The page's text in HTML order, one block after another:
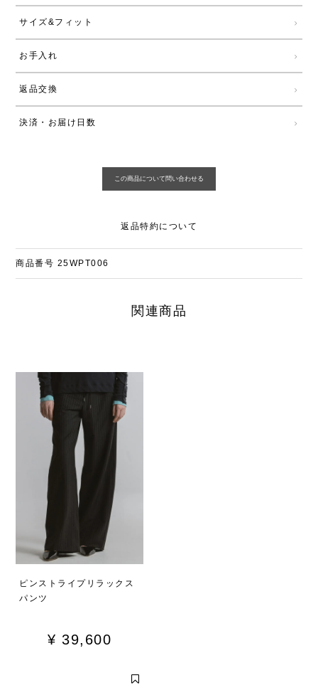
サイズ&フィット
お手入れ
返品交換
決済・お届け日数
返品特約について
商品番号 25WPT006
関連商品
ピンストライプリラックス
パンツ
¥ 39,600